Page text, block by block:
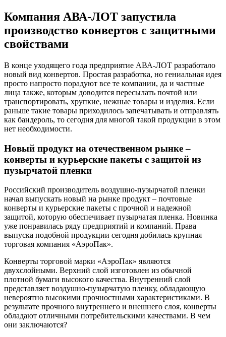
Компания АВА-ЛОТ запустила
производство конвертов с защитными
свойствами
В конце уходящего года предприятие АВА-ЛОТ разработало
новый вид конвертов. Простая разработка, но гениальная идея
просто напросто порадуют все те компании, да и частные
лица также, которым доводится пересылать почтой или
транспортировать, хрупкие, нежные товары и изделия. Если
раньше такие товары приходилось запечатывать и отправлять
как бандероль, то сегодня для многой такой продукции в этом
нет необходимости.
Новый продукт на отечественном рынке –
конверты и курьерские пакеты с защитой из
пузырчатой пленки
Российский производитель воздушно-пузырчатой пленки
начал выпускать новый на рынке продукт – почтовые
конверты и курьерские пакеты с прочной и надежной
защитой, которую обеспечивает пузырчатая пленка. Новинка
уже понравилась ряду предприятий и компаний. Права
выпуска подобной продукции сегодня добилась крупная
торговая компания «АэроПак».
Конверты торговой марки «АэроПак» являются
двухслойными. Верхний слой изготовлен из обычной
плотной бумаги высокого качества. Внутренний слой
представляет воздушно-пузырчатую пленку, обладающую
невероятно высокими прочностными характеристиками. В
результате прочного внутреннего и внешнего слоя, конверты
обладают отличными потребительскими качествами. В чем
они заключаются?